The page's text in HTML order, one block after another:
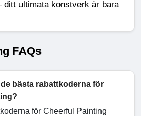
ditt ultimata konstverk är bara
FAQs
bästa rabattkoderna för
för Cheerful Painting